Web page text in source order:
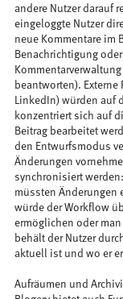
andere Nutzer darauf
eingeloggte Nutzer
neue Kommentare im
Benachrichtigung
beantworten).
LinkedIn) würden auf
konzentriert sich auf
Beitrag bearbeitet
den Entwurfsmodus
Änderungen
synchronisiert
müssten Änderungen
würde der Workflow
ermöglichen oder
behält der Nutzer
aktuell ist und wo er
Aufräumen und